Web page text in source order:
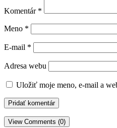
Komentár *
Meno *
E-mail *
Adresa webu
Uložiť moje meno, e-mail a
View Comments (0)